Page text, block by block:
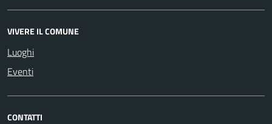
VIVERE IL COMUNE
Luoghi
Eventi
CONTATTI